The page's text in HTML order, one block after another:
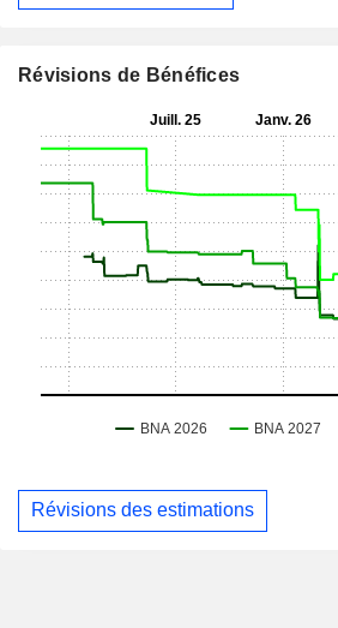
Révisions de Bénéfices
Révisions des estimations